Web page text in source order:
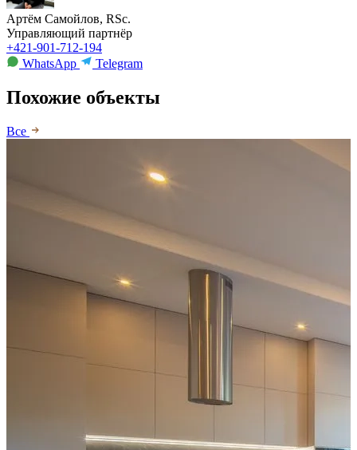
Артём Самойлов, RSc.
Управляющий партнёр
+421-901-712-194
WhatsApp
Telegram
Похожие объекты
Все